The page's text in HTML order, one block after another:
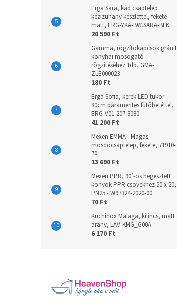
Erga Sara, kád csaptelep
kézizuhany készlettel, fekete
matt, ERG-YKA-BW.SARA-BLK
20 590 Ft
Gamma, rögzítokapcsok gránit
konyhai mosogató
rögzítéséhez 1db, GMA-
ZLE000023
180 Ft
Erga Sofia, kerek LED tükör
80cm páramentes fűtőbetéttel,
ERG-V01-207-8080
41 200 Ft
Mexen EMMA - Magas
mosdócsaptelep, fekete, 71910-
70
13 690 Ft
Mexen PPR, 90°-os hegesztett
könyök PPR csövekhez 20 x 20,
PN25 - W97324-2020-00
70 Ft
Kuchinox Malaga, kilincs, matt
arany, LAV-KMG_G00A
6 170 Ft